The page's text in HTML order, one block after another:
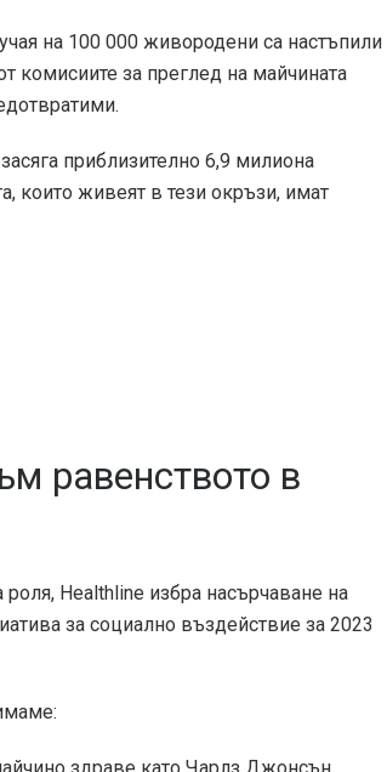
на 100 000 живородени са настъпили
комисиите за преглед на майчината
.
приблизително 6,9 милиона
които живеят в тези окръзи, имат
равенството в
Healthline избра насърчаване на
за социално въздействие за 2023